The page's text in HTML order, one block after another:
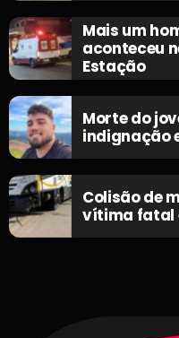
Mais um
aconteceu
Estação
Morte do
indignação
Colisão de
vítima fatal